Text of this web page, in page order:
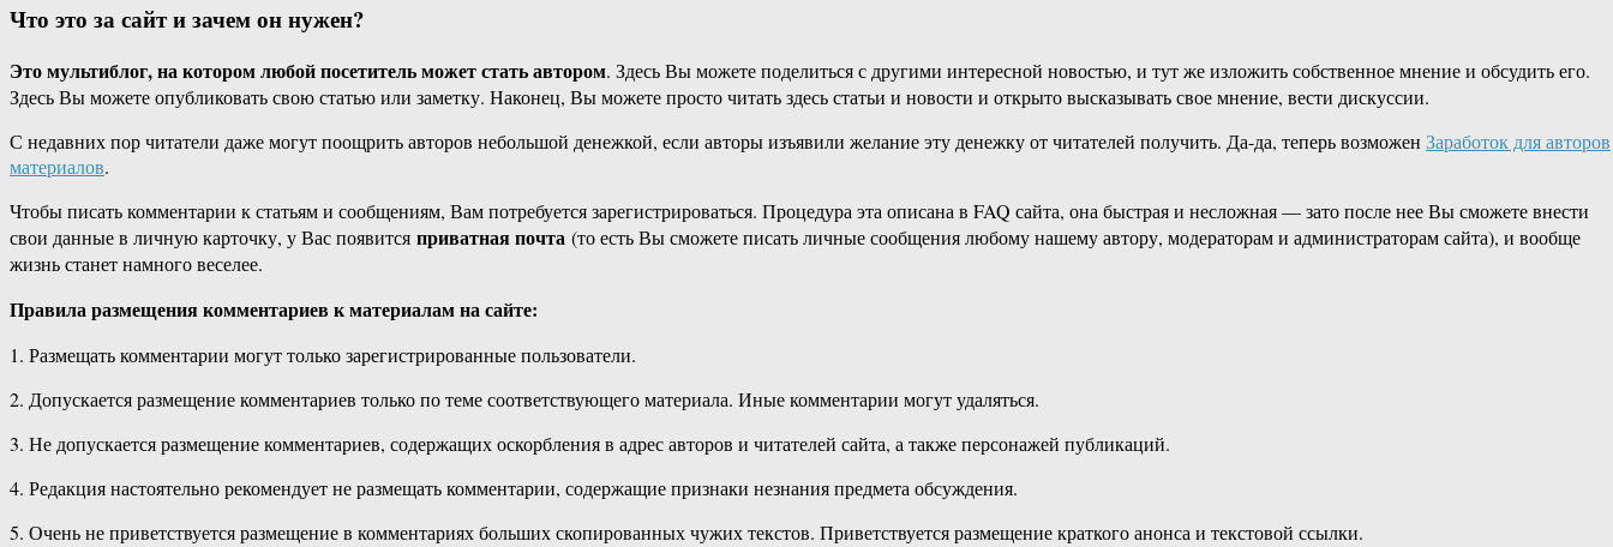
Что это за сайт и зачем он нужен?
Это мультиблог, на котором любой посетитель может стать автором. Здесь Вы можете поделиться с другими интересной новостью, и тут же изложить собственное мнение и обсудить его.
Здесь Вы можете опубликовать свою статью или заметку. Наконец, Вы можете просто читать здесь статьи и новости и открыто высказывать свое мнение, вести дискуссии.
С недавних пор читатели даже могут поощрить авторов небольшой денежкой, если авторы изъявили желание эту денежку от читателей получить. Да-да, теперь возможен Заработок для авторов
материалов.
Чтобы писать комментарии к статьям и сообщениям, Вам потребуется зарегистрироваться. Процедура эта описана в FAQ сайта, она быстрая и несложная — зато после нее Вы сможете внести
свои данные в личную карточку, у Вас появится приватная почта (то есть Вы сможете писать личные сообщения любому нашему автору, модераторам и администраторам сайта), и вообще
жизнь станет намного веселее.
Правила размещения комментариев к материалам на сайте:
1. Размещать комментарии могут только зарегистрированные пользователи.
2. Допускается размещение комментариев только по теме соответствующего материала. Иные комментарии могут удаляться.
3. Не допускается размещение комментариев, содержащих оскорбления в адрес авторов и читателей сайта, а также персонажей публикаций.
4. Редакция настоятельно рекомендует не размещать комментарии, содержащие признаки незнания предмета обсуждения.
5. Очень не приветствуется размещение в комментариях больших скопированных чужих текстов. Приветствуется размещение краткого анонса и текстовой ссылки.